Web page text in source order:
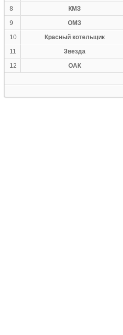
8
КМЗ
9
ОМЗ
10
Красный котельщик
11
Звезда
12
ОАК